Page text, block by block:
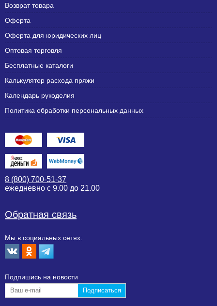
Возврат товара
Оферта
Оферта для юридических лиц
Оптовая торговля
Бесплатные каталоги
Калькулятор расхода пряжи
Календарь рукоделия
Политика обработки персональных данных
8 (800) 700-51-37
ежедневно с 9.00 до 21.00
Обратная связь
Мы в социальных сетях:
Подпишиcь на новости